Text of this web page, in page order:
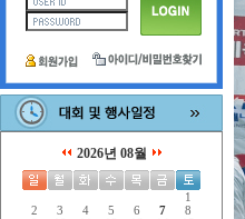
2026년 08월
1
2
3 4 5 6 7
8